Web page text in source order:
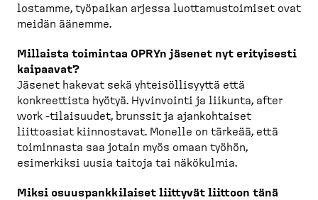
lostamme, työpaikan arjessa luotta­mus­toimiset ovat
meidän äänemme.
Millaista toimintaa OPRYn jäsenet nyt erityisesti
kaipaavat?
Jäsenet hakevat sekä yhteisöl­li­syyttä että
konkreettista hyötyä. Hyvinvointi ja liikunta, after
work -​tilaisuudet, brunssit ja ajankoh­taiset
liittoasiat kiinnostavat. Monelle on tärkeää, että
toiminnasta saa jotain myös omaan työhön,
esimerkiksi uusia taitoja tai näkökulmia.
Miksi osuuspank­ki­laiset liittyvät liittoon tänä